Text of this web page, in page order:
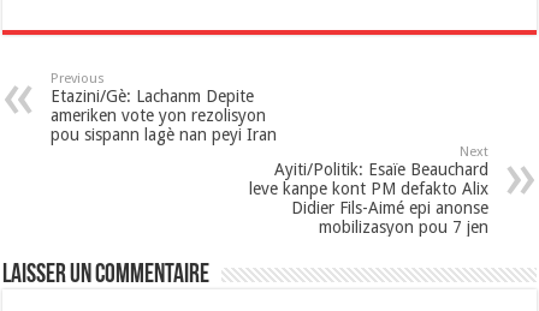
Previous
Etazini/Gè: Lachanm Depite
ameriken vote yon rezolisyon
pou sispann lagè nan peyi Iran
Next
Ayiti/Politik: Esaïe Beauchard
leve kanpe kont PM defakto Alix
Didier Fils-Aimé epi anonse
mobilizasyon pou 7 jen
Laisser un commentaire